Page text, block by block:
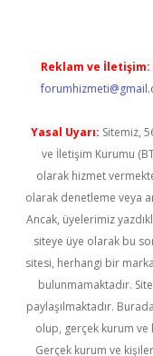
Reklam ve İletişim:
Yasal Uyarı: Sitemiz,
ve İletişim Kurumu
olarak hizmet
olarak denetleme veya
Ancak, üyelerimiz
siteye üye olarak bu
sitesi, herhangi bir
bulunmamaktadır.
paylaşılmaktadır.
olup, gerçek kurum ve
Gerçek kurum ve